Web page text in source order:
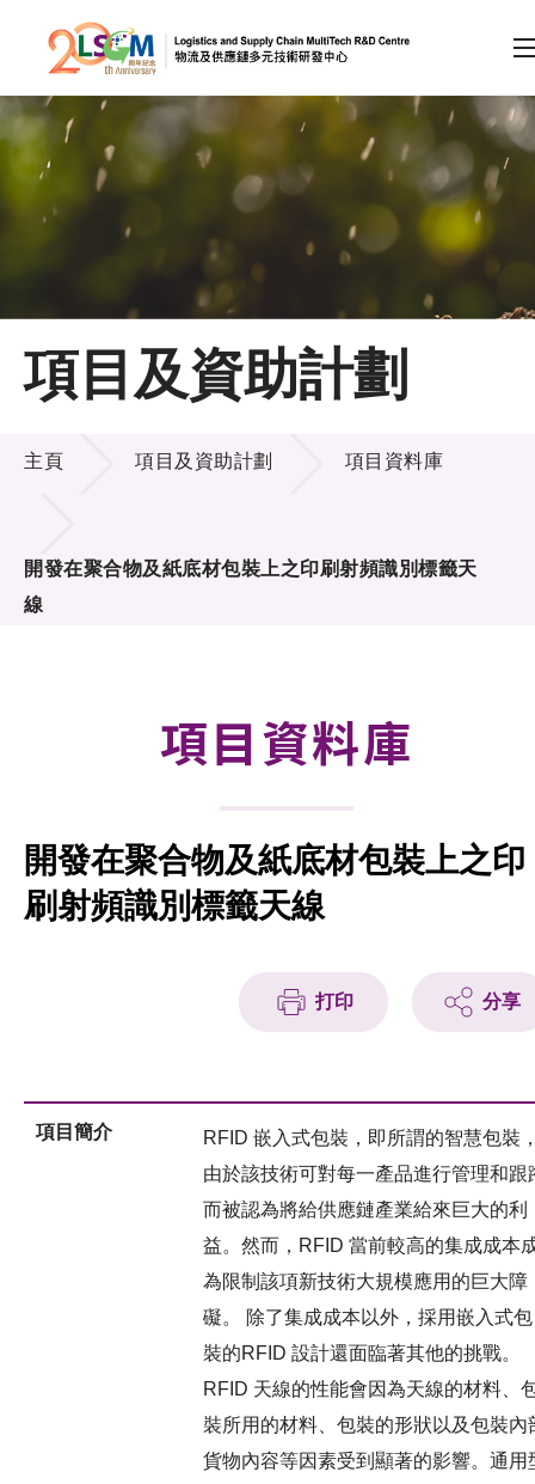
跳到內容（按回車鍵）
會員登入
A A EN 繁 简
主頁
關於LSCM
技術商品化
合作計劃
徵求研發項目計劃書
項目夥伴
活動及消息
項目及資助計劃
項目及資助計劃
主頁 項目及資助計劃 項目資料庫
開發在聚合物及紙底材包裝上之印刷射頻識別標籤天
線
項目資料庫
開發在聚合物及紙底材包裝上之印
刷射頻識別標籤天線
打印 分享
項目簡介
RFID 嵌入式包裝，即所謂的智慧包裝
由於該技術可對每一產品進行管理和跟
而被認為將給供應鏈產業給來巨大的利
益。然而，RFID 當前較高的集成成本
為限制該項新技術大規模應用的巨大障
礙。 除了集成成本以外，採用嵌入式包
裝的RFID 設計還面臨著其他的挑戰。
RFID 天線的性能會因為天線的材料、
裝所用的材料、包裝的形狀以及包裝內
貨物內容等因素受到顯著的影響。通用